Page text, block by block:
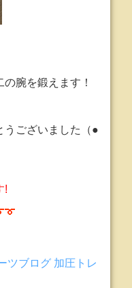
腕を鍛えます！
うございました（●
!